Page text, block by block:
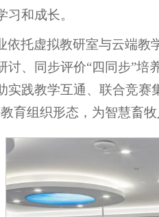
和成长。
依托虚拟教研室与云端
讨、同步评价“四同步”
实践教学互通、联合竞
育组织形态，为智慧畜牧